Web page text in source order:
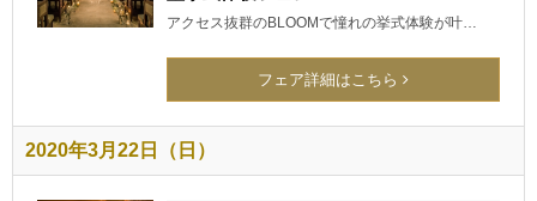
アクセス抜群のBLOOMで憧れの挙式体験が叶…
フェア詳細はこちら
2020年3月22日（日）